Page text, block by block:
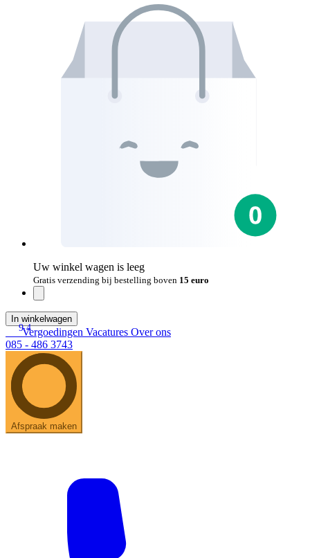
Uw winkel wagen is leeg
Gratis verzending bij bestelling boven 15 euro
In winkelwagen
9.4
Vergoedingen Vacatures Over ons
085 - 486 3743
Afspraak maken